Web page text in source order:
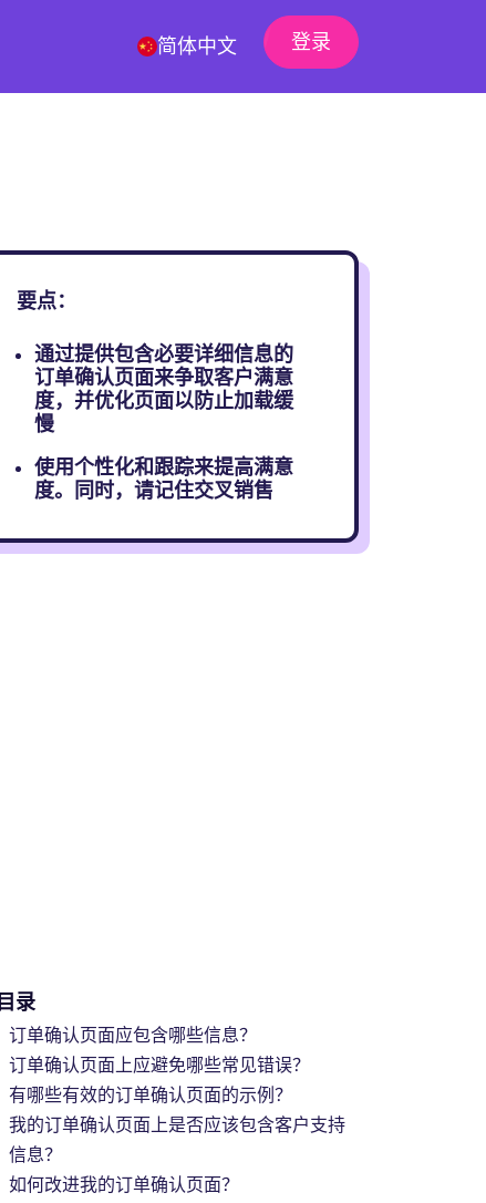
简体中文 登录
要点：
通过提供包含必要详细信息的
订单确认页面来争取客户满意
度，并优化页面以防止加载缓
慢
使用个性化和跟踪来提高满意
度。同时，请记住交叉销售
目录
订单确认页面应包含哪些信息？
订单确认页面上应避免哪些常见错误？
有哪些有效的订单确认页面的示例？
我的订单确认页面上是否应该包含客户支持
信息？
如何改进我的订单确认页面？